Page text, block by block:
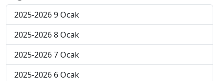
2025-2026 9 Ocak
2025-2026 8 Ocak
2025-2026 7 Ocak
2025-2026 6 Ocak